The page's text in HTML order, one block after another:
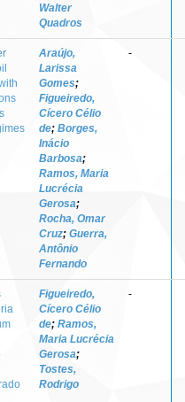
Walter
Quadros
Araújo,
Larissa
Gomes;
Figueiredo,
Cícero Célio
de; Borges,
Inácio
Barbosa;
Ramos, Maria
Lucrécia
Gerosa;
Rocha, Omar
Cruz; Guerra,
Antônio
Fernando
-
Figueiredo,
Cícero Célio
de; Ramos,
Maria Lucrécia
Gerosa;
Tostes,
Rodrigo
-